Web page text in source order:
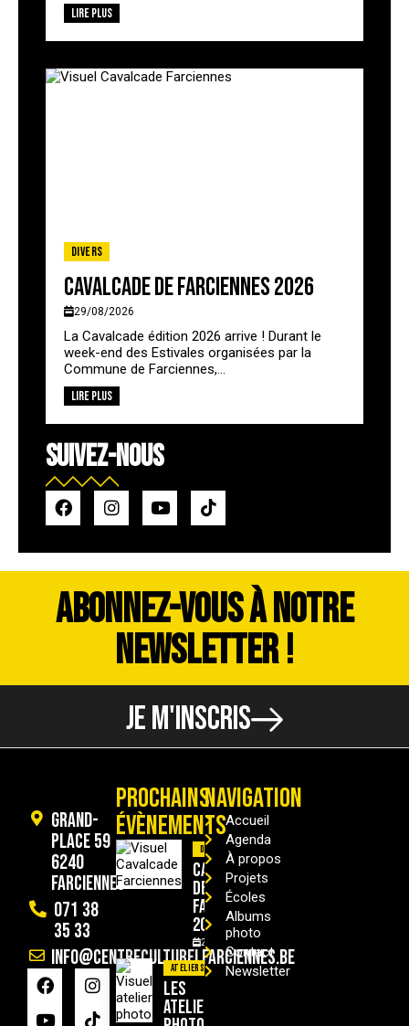
Lire plus
Divers
Cavalcade de Farciennes 2026
29/08/2026
La Cavalcade édition 2026 arrive ! Durant le
week-end des Estivales organisées par la
Commune de Farciennes,...
Lire plus
SUIVEZ-NOUS
ABONNEZ-VOUS À NOTRE
NEWSLETTER !
JE M'INSCRIS
Grand-
Place 59
6240
Farciennes
071 38
35 33
info@centreculturelfarciennes.be
PROCHAINS
ÉVÈNEMENTS
Divers
Cavalcade
de
Farciennes
2026
29/08/2026
Ateliers
Les
ateliers
NAVIGATION
Accueil
Agenda
À propos
Projets
Écoles
Albums
photo
Contact
Newsletter